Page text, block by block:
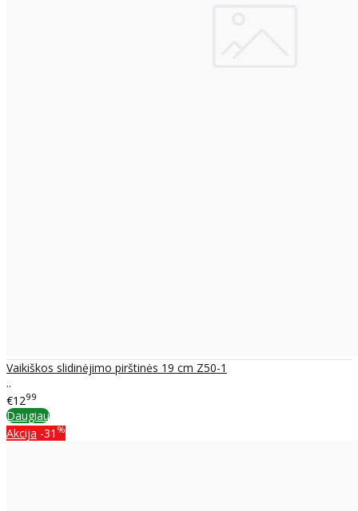
Vaikiškos slidinėjimo pirštinės 19 cm Z50-1
..
€1299
Daugiau
Akcija -31 %